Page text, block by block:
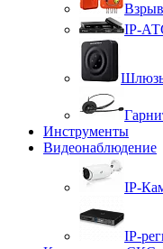
IP-
Инструменты
Видеонаблюдение
IP-
IP-